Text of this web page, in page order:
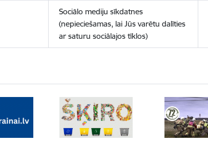
Sociālo mediju sīkdatnes
(nepieciešamas, lai Jūs varētu dalīties
ar saturu sociālajos tīklos)